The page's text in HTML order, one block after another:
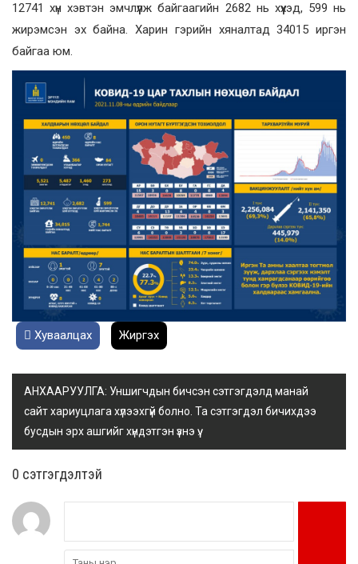
12741 хүн хэвтэн эмчлүүлж байгаагийн 2682 нь хүүхэд, 599 нь
жирэмсэн эх байна. Харин гэрийн хяналтад 34015 иргэн
байгаа юм.
Хуваалцах Жиргэх
АНХААРУУЛГА: Уншигчдын бичсэн сэтгэгдэлд манай
сайт хариуцлага хүлээхгүй болно. Та сэтгэгдэл бичихдээ
бусдын эрх ашгийг хүндэтгэн үзнэ үү.
0 cэтгэгдэлтэй